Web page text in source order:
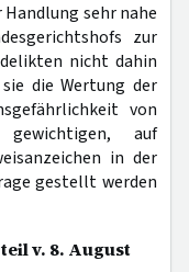
sehr nahe
zur
nicht dahin
die Wertung der
von
auf
in der
gestellt werden
v. 8. August